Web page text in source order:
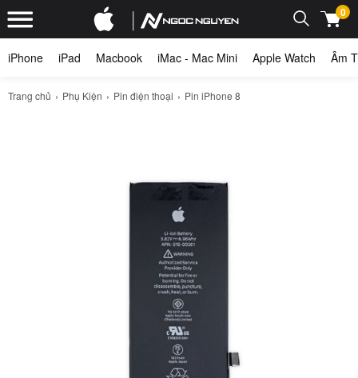
0
iPhone iPad Macbook iMac - Mac Mini Apple Watch Âm
Trang chủ Phụ Kiện Pin điện thoại Pin iPhone 8